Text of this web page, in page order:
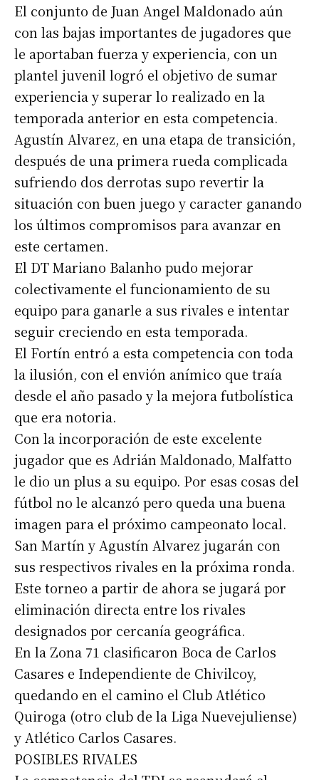
El conjunto de Juan Angel Maldonado aún
con las bajas importantes de jugadores que
le aportaban fuerza y experiencia, con un
plantel juvenil logró el objetivo de sumar
experiencia y superar lo realizado en la
temporada anterior en esta competencia.
Agustín Alvarez, en una etapa de transición,
después de una primera rueda complicada
sufriendo dos derrotas supo revertir la
situación con buen juego y caracter ganando
los últimos compromisos para avanzar en
este certamen.
El DT Mariano Balanho pudo mejorar
colectivamente el funcionamiento de su
equipo para ganarle a sus rivales e intentar
seguir creciendo en esta temporada.
El Fortín entró a esta competencia con toda
la ilusión, con el envión anímico que traía
desde el año pasado y la mejora futbolística
que era notoria.
Con la incorporación de este excelente
jugador que es Adrián Maldonado, Malfatto
le dio un plus a su equipo. Por esas cosas del
fútbol no le alcanzó pero queda una buena
imagen para el próximo campeonato local.
San Martín y Agustín Alvarez jugarán con
sus respectivos rivales en la próxima ronda.
Este torneo a partir de ahora se jugará por
eliminación directa entre los rivales
designados por cercanía geográfica.
En la Zona 71 clasificaron Boca de Carlos
Casares e Independiente de Chivilcoy,
quedando en el camino el Club Atlético
Quiroga (otro club de la Liga Nuevejuliense)
y Atlético Carlos Casares.
POSIBLES RIVALES